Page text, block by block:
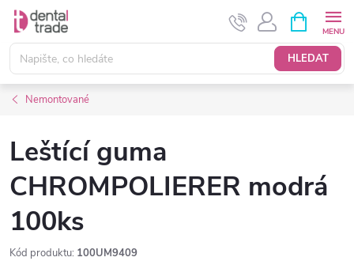
Přejít
obsah
HLEDAT
NÁKUPNÍ
KOŠÍK
Nemontované
Leštící guma
CHROMPOLIERER modrá
100ks
Kód produktu: 100UM9409